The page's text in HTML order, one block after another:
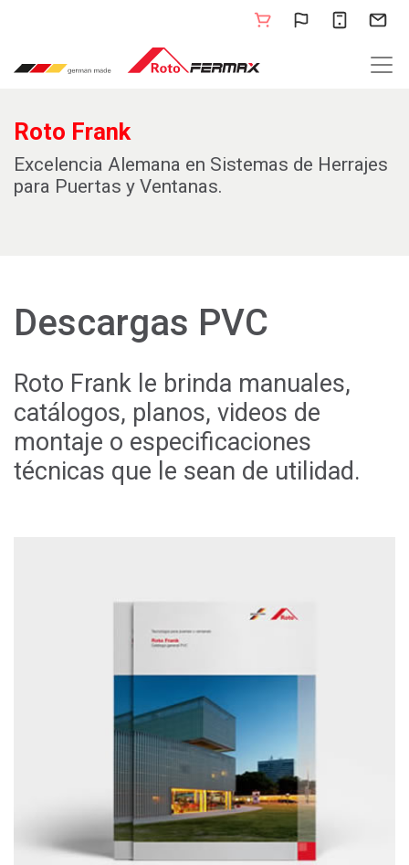
Roto Frank
Excelencia Alemana en Sistemas de Herrajes
para Puertas y Ventanas.
Descargas PVC
Roto Frank le brinda manuales,
catálogos, planos, videos de
montaje o especificaciones
técnicas que le sean de utilidad.